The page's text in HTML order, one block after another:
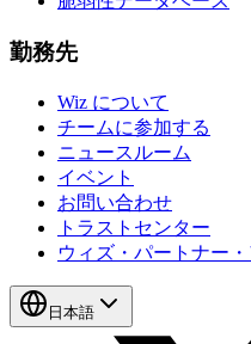
勤務先
Wiz について
チームに参加する
ニュースルーム
イベント
お問い合わせ
トラストセンター
ウィズ・パートナー
日本語